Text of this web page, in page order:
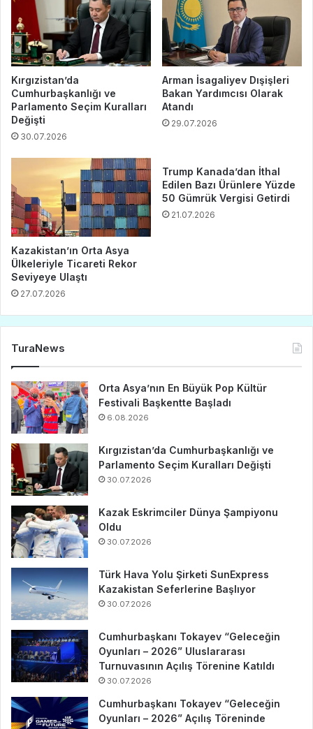
Kırgızistan’da
Cumhurbaşkanlığı ve
Parlamento Seçim Kuralları
Değişti
30.07.2026
Arman İsagaliyev Dışişleri
Bakan Yardımcısı Olarak
Atandı
29.07.2026
Kazakistan’ın Orta Asya
Ülkeleriyle Ticareti Rekor
Seviyeye Ulaştı
27.07.2026
Trump Kanada’dan İthal
Edilen Bazı Ürünlere Yüzde
50 Gümrük Vergisi Getirdi
21.07.2026
TuraNews
Orta Asya’nın En Büyük Pop Kültür
Festivali Başkentte Başladı
6.08.2026
Kırgızistan’da Cumhurbaşkanlığı ve
Parlamento Seçim Kuralları Değişti
30.07.2026
Kazak Eskrimciler Dünya Şampiyonu
Oldu
30.07.2026
Türk Hava Yolu Şirketi SunExpress
Kazakistan Seferlerine Başlıyor
30.07.2026
Cumhurbaşkanı Tokayev “Geleceğin
Oyunları – 2026” Uluslararası
Turnuvasının Açılış Törenine Katıldı
30.07.2026
Cumhurbaşkanı Tokayev “Geleceğin
Oyunları – 2026” Açılış Töreninde